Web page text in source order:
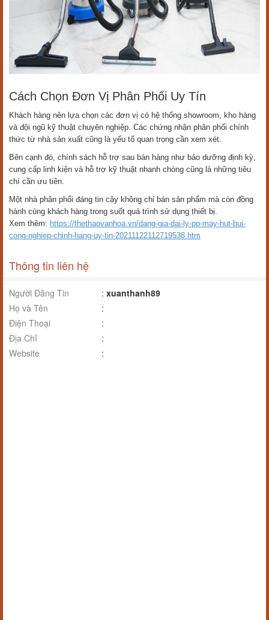
Cách Chọn Đơn Vị Phân Phối Uy Tín
Khách hàng nên lựa chọn các đơn vị có hệ thống showroom, kho hàng
và đội ngũ kỹ thuật chuyên nghiệp. Các chứng nhận phân phối chính
thức từ nhà sản xuất cũng là yếu tố quan trọng cần xem xét.
Bên cạnh đó, chính sách hỗ trợ sau bán hàng như bảo dưỡng định kỳ,
cung cấp linh kiện và hỗ trợ kỹ thuật nhanh chóng cũng là những tiêu
chí cần ưu tiên.
Một nhà phân phối đáng tin cậy không chỉ bán sản phẩm mà còn đồng
hành cùng khách hàng trong suốt quá trình sử dụng thiết bị.
Xem thêm: https://thethaovanhoa.vn/dang-gia-dai-ly-pp-may-hut-bui-
cong-nghiep-chinh-hang-uy-tin-20211122112719538.htm
Thông tin liên hệ
Người Đăng Tin : xuanthanh89
Họ và Tên
:
Điện Thoại
:
Địa Chỉ
:
Website
: